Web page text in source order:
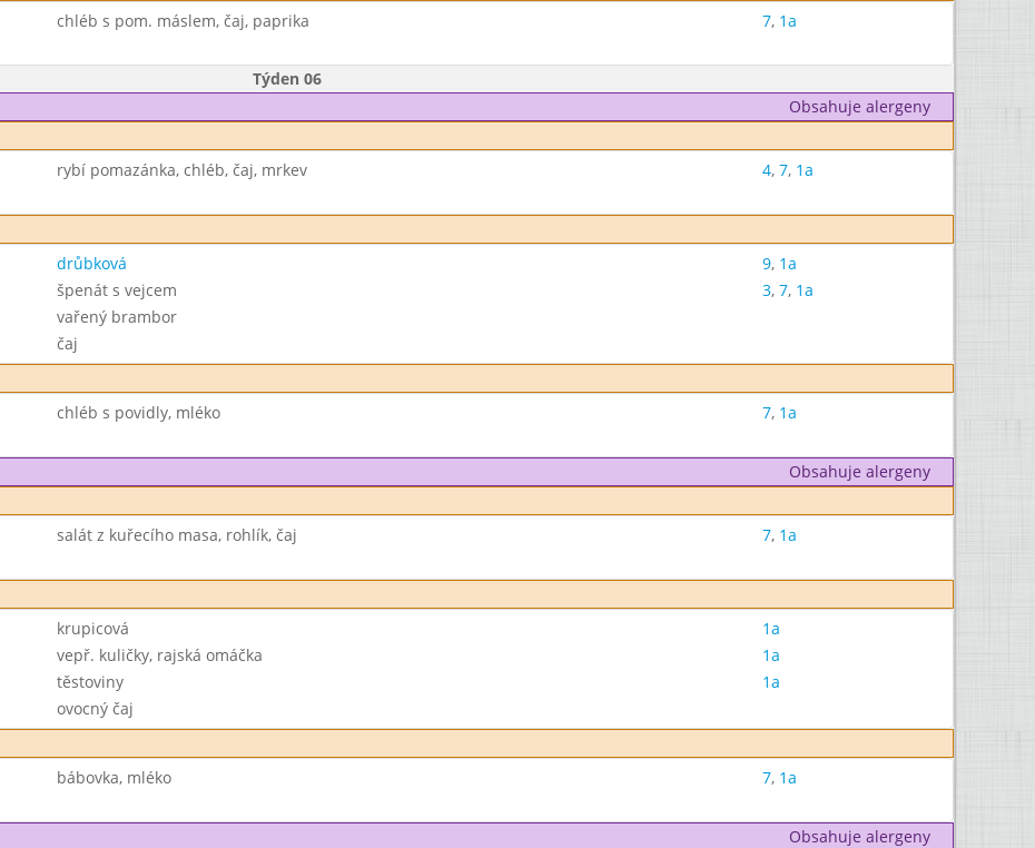
chléb s pom. máslem, čaj, paprika 7, 1a
Týden 06
Obsahuje alergeny
rybí pomazánka, chléb, čaj, mrkev 4, 7, 1a
drůbková 9, 1a
špenát s vejcem 3, 7, 1a
vařený brambor
čaj
chléb s povidly, mléko 7, 1a
Obsahuje alergeny
salát z kuřecího masa, rohlík, čaj 7, 1a
krupicová
1a
vepř. kuličky, rajská omáčka
1a
těstoviny
1a
ovocný čaj
bábovka, mléko 7, 1a
Obsahuje alergeny